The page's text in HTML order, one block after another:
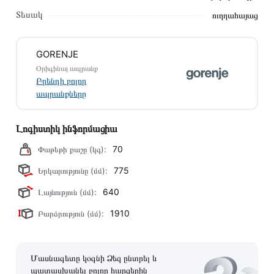
խորհուրդ ենք տալիս կարդալ նկարագրությունը,
Տվյալ ապրանքը սետիֆիկացված է և համպատասխանում է
բոլոր ստանդարտներին։ Գնված ապրանքի վերադարձը
կատարվում է 14 օրվա ընթացքում:
Տեսակ ուղղահայաց
GORENJE
Օրիգինալ ապրանք
Բրենդի բոլոր
ապրանքները
Լոգիստիկ ինֆորմացիա
Փաթեթի քաշը (կգ): 70
Երկարությունը (մմ): 775
Լայնություն (մմ): 640
Բարձրություն (մմ): 1910
Մասնագետը կօգնի Ձեզ ընտրել և
պատասխանել բոլոր հարցերին